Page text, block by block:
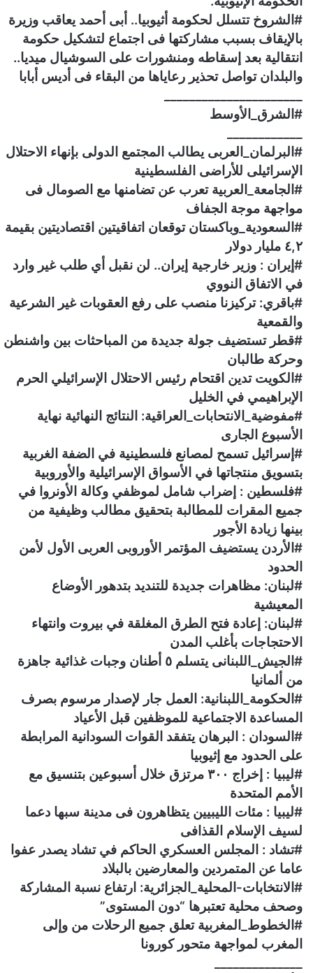
#الشروخ تتسلل لحكومة أثيوبيا.. أبى أحمد يعاقب وزيرة
بالإيقاف بسبب مشاركتها فى اجتماع لتشكيل حكومة
انتقالية بعد إسقاطه ومنشورات على السوشيال ميديا..
والبلدان تواصل تحذير رعاياها من البقاء فى أديس أبابا
#الشرق_الأوسط
#البرلمان_العربى يطالب المجتمع الدولى بإنهاء الاحتلال
الإسرائيلى للأراضى الفلسطينية
#الجامعة_العربية تعرب عن تضامنها مع الصومال فى
مواجهة موجة الجفاف
#السعودية_وباكستان توقعان اتفاقيتين اقتصاديتين بقيمة
٤,٢ مليار دولار
#إيران : وزير خارجية إيران.. لن نقبل أي طلب غير وارد
في الاتفاق النووي
#باقري: تركيزنا منصب على رفع العقوبات غير الشرعية
والقمعية
#قطر تستضيف جولة جديدة من المباحثات بين واشنطن
وحركة طالبان
#الكويت تدين اقتحام رئيس الاحتلال الإسرائيلي الحرم
الإبراهيمي في الخليل
#مفوضية_الانتحابات_العراقية: النتائج النهائية نهاية
الأسبوع الجارى
#إسرائيل تسمح لمصانع فلسطينية في الضفة الغربية
بتسويق منتجاتها في الأسواق الإسرائيلية والأوروبية
#فلسطين : إضراب شامل لموظفي وكالة الأونروا في
جميع المقرات للمطالبة بتحقيق مطالب وظيفية من
بينها زيادة الأجور
#الأردن يستضيف المؤتمر الأوروبى العربى الأول لأمن
الحدود
#لبنان: مظاهرات جديدة للتنديد بتدهور الأوضاع
المعيشية
#لبنان: إعادة فتح الطرق المغلقة في بيروت وانتهاء
الاحتجاجات بأغلب المدن
#الجيش_اللبنانى يتسلم ٥ أطنان وجبات غذائية جاهزة
من ألمانيا
#الحكومة_اللبنانية: العمل جار لإصدار مرسوم بصرف
المساعدة الاجتماعية للموظفين قبل الأعياد
#السودان : البرهان يتفقد القوات السودانية المرابطة
على الحدود مع إثيوبيا
#ليبيا : إخراج ٣٠٠ مرتزق خلال أسبوعين بتنسيق مع
الأمم المتحدة
#ليبيا : مئات الليبيين يتظاهرون فى مدينة سبها دعما
لسيف الإسلام القذافى
#تشاد : المجلس العسكري الحاكم في تشاد يصدر عفوا
عاما عن المتمردين والمعارضين بالبلاد
#الانتخابات-المحلية_الجزائرية: ارتفاع نسبة المشاركة
وصحف محلية تعتبرها “دون المستوى”
#الخطوط_المغربية تعلق جميع الرحلات من وإلى
المغرب لمواجهة متحور كورونا‎